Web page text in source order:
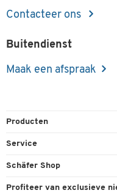
Contacteer ons
Buitendienst
Maak een afspraak
Producten
Kantoorbenodigdheden
Service
Bestelling herroepen
Schäfer Shop
Algemene voorwaarden
Profiteer van exclusieve